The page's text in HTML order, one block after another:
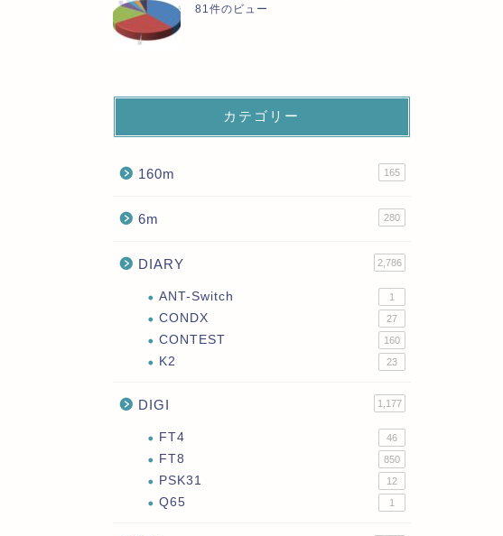
81件のビュー
カテゴリー
160m 165
6m 280
DIARY 2,786
ANT-Switch 1
CONDX 27
CONTEST 160
K2 23
DIGI 1,177
FT4 46
FT8 850
PSK31 12
Q65 1